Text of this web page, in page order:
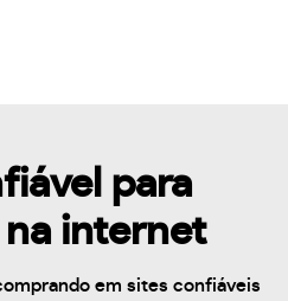
para
internet
em sites confiáveis